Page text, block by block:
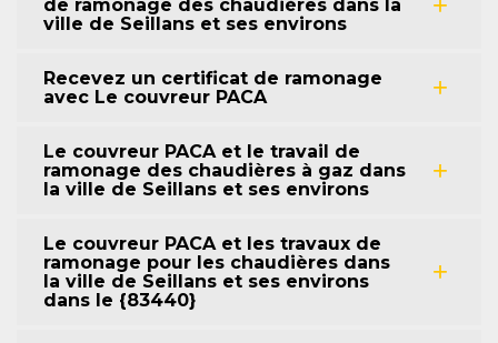
de ramonage des chaudières dans la
ville de Seillans et ses environs
Recevez un certificat de ramonage
avec Le couvreur PACA
Le couvreur PACA et le travail de
ramonage des chaudières à gaz dans
la ville de Seillans et ses environs
Le couvreur PACA et les travaux de
ramonage pour les chaudières dans
la ville de Seillans et ses environs
dans le {83440}